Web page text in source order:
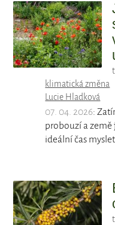
klimatická změna
Lucie Hladková
07. 04. 2026:
probouzí a země
ideální čas